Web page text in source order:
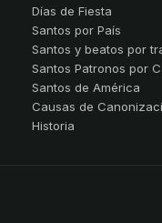
Días de Fiesta
Santos por País
Santos y beatos por
Santos Patronos por
Santos de América
Causas de
Historia